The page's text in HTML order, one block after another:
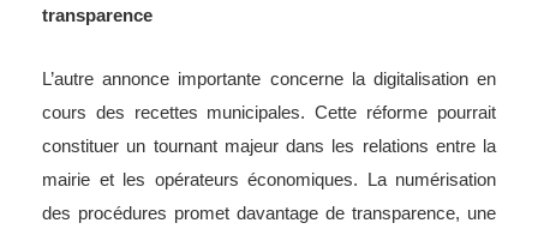
transparence
L’autre annonce importante concerne la digitalisation en
cours des recettes municipales. Cette réforme pourrait
constituer un tournant majeur dans les relations entre la
mairie et les opérateurs économiques. La numérisation
des procédures promet davantage de transparence, une